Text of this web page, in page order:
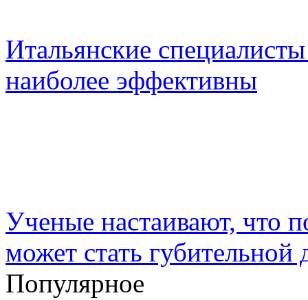
Итальянские
наиболее эффективны
Ученые настаивают, что
может стать губительной
Популярное